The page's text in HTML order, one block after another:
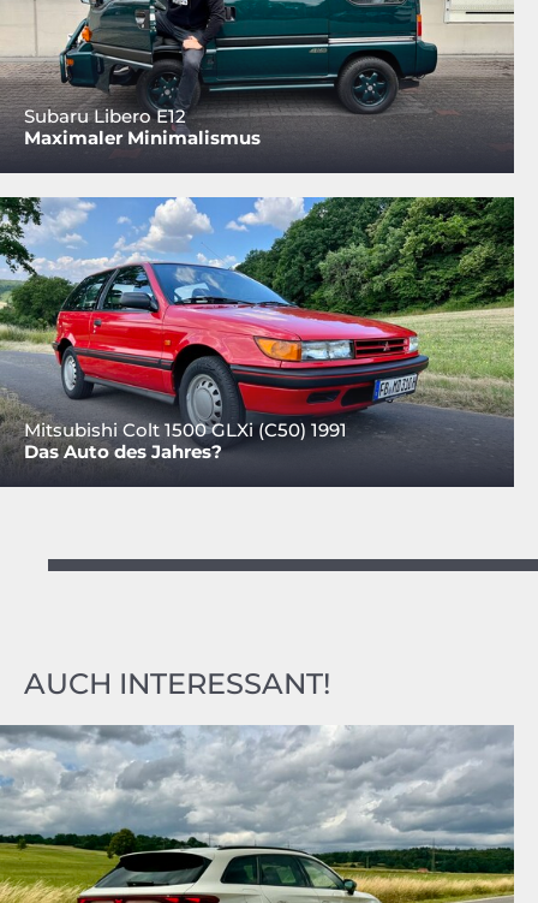
Subaru Libero E12
Maximaler Minimalismus
Mitsubishi Colt 1500 GLXi (C50) 1991
Das Auto des Jahres?
AUCH INTERESSANT!